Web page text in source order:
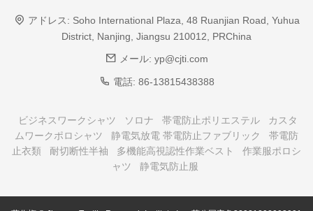
アドレス: Soho International Plaza, 48 Ruanjian Road, Yuhua
District, Nanjing, Jiangsu 210012, PRChina
メール: yp@cjti.com
電話: 86-13815438388
ビジネスワークシャツ ソロナ 帯電防止ポリエステル
カスタ
ムワークポロシャツ
静電気放電 帯電防止ファブリック
帯電防
止衣類
耐切断性半袖 多機能高視認性作業ベスト
作業服ポロシ
ャツ
静電気防止服